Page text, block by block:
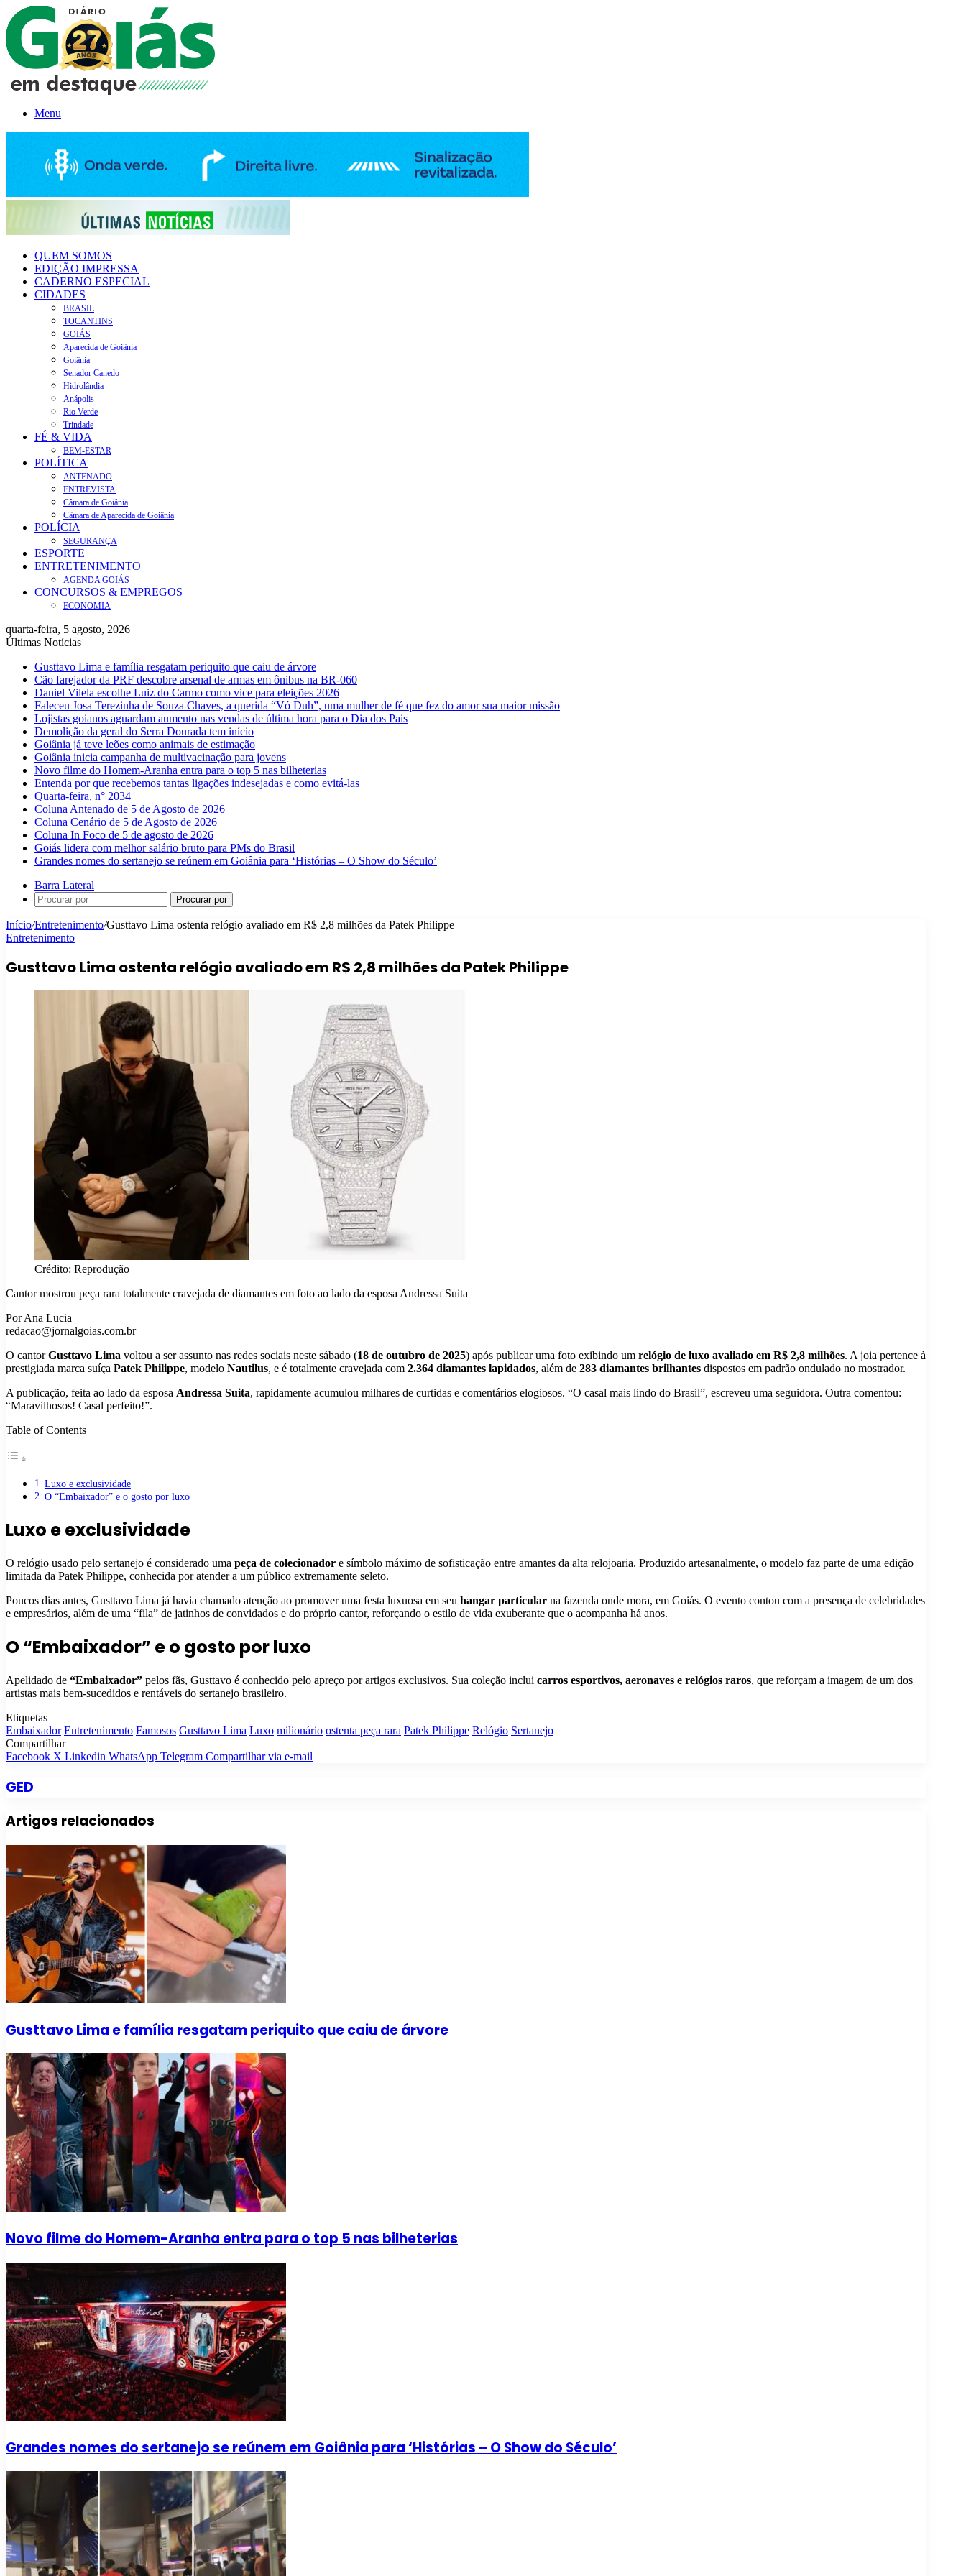
Menu
QUEM SOMOS
EDIÇÃO IMPRESSA
CADERNO ESPECIAL
CIDADES
BRASIL
TOCANTINS
GOIÁS
Aparecida de Goiânia
Goiânia
Senador Canedo
Hidrolândia
Anápolis
Rio Verde
Trindade
FÉ & VIDA
BEM-ESTAR
POLÍTICA
ANTENADO
ENTREVISTA
Câmara de Goiânia
Câmara de Aparecida de Goiânia
POLÍCIA
SEGURANÇA
ESPORTE
ENTRETENIMENTO
AGENDA GOIÁS
CONCURSOS & EMPREGOS
ECONOMIA
quarta-feira, 5 agosto, 2026
Últimas Notícias
Gusttavo Lima e família resgatam periquito que caiu de árvore
Cão farejador da PRF descobre arsenal de armas em ônibus na BR-060
Daniel Vilela escolhe Luiz do Carmo como vice para eleições 2026
Faleceu Josa Terezinha de Souza Chaves, a querida “Vó Duh”, uma mulher de fé que fez do amor sua maior missão
Lojistas goianos aguardam aumento nas vendas de última hora para o Dia dos Pais
Demolição da geral do Serra Dourada tem início
Goiânia já teve leões como animais de estimação
Goiânia inicia campanha de multivacinação para jovens
Novo filme do Homem-Aranha entra para o top 5 nas bilheterias
Entenda por que recebemos tantas ligações indesejadas e como evitá-las
Quarta-feira, n° 2034
Coluna Antenado de 5 de Agosto de 2026
Coluna Cenário de 5 de Agosto de 2026
Coluna In Foco de 5 de agosto de 2026
Goiás lidera com melhor salário bruto para PMs do Brasil
Grandes nomes do sertanejo se reúnem em Goiânia para ‘Histórias – O Show do Século’
Barra Lateral
Procurar por
Início/Entretenimento/Gusttavo Lima ostenta relógio avaliado em R$ 2,8 milhões da Patek Philippe
Entretenimento
Gusttavo Lima ostenta relógio avaliado em R$ 2,8 milhões da Patek Philippe
Crédito: Reprodução
Cantor mostrou peça rara totalmente cravejada de diamantes em foto ao lado da esposa Andressa Suita
Por Ana Lucia
redacao@jornalgoias.com.br
O cantorGusttavo Lima voltou a ser assunto nas redes sociais neste sábado (18 de outubro de 2025) após publicar uma foto exibindo um relógio de luxo avaliado em R$ 2,8 milhões. A joia pertence à
prestigiada marca suíça Patek Philippe, modelo Nautilus, e é totalmente cravejada com 2.364 diamantes lapidados, além de 283 diamantes brilhantes dispostos em padrão ondulado no mostrador.
A publicação, feita ao lado da esposa Andressa Suita, rapidamente acumulou milhares de curtidas e comentários elogiosos. “O casal mais lindo do Brasil”, escreveu uma seguidora. Outra comentou:
“Maravilhosos! Casal perfeito!”.
Table of Contents
Luxo e exclusividade
O “Embaixador” e o gosto por luxo
Luxo e exclusividade
O relógio usado pelo sertanejo é considerado uma peça de colecionador e símbolo máximo de sofisticação entre amantes da alta relojoaria. Produzido artesanalmente, o modelo faz parte de uma edição
limitada da Patek Philippe, conhecida por atender a um público extremamente seleto.
Poucos dias antes, Gusttavo Lima já havia chamado atenção ao promover uma festa luxuosa em seu hangar particular na fazenda onde mora, em Goiás. O evento contou com a presença de celebridades
e empresários, além de uma “fila” de jatinhos de convidados e do próprio cantor, reforçando o estilo de vida exuberante que o acompanha há anos.
O “Embaixador” e o gosto por luxo
Apelidado de “Embaixador” pelos fãs, Gusttavo é conhecido pelo apreço por artigos exclusivos. Sua coleção inclui carros esportivos, aeronaves e relógios raros, que reforçam a imagem de um dos
artistas mais bem-sucedidos e rentáveis do sertanejo brasileiro.
Etiquetas
Embaixador Entretenimento Famosos Gusttavo Lima Luxo milionário ostenta peça rara Patek Philippe Relógio Sertanejo
Compartilhar
Facebook X Linkedin WhatsApp Telegram Compartilhar via e-mail
GED
Artigos relacionados
Gusttavo Lima e família resgatam periquito que caiu de árvore
Novo filme do Homem-Aranha entra para o top 5 nas bilheterias
Grandes nomes do sertanejo se reúnem em Goiânia para ‘Histórias – O Show do Século’